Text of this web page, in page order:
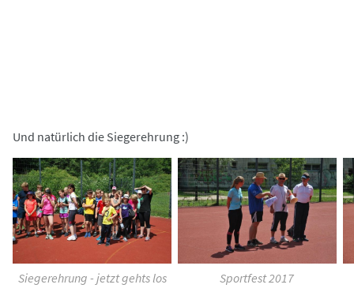
Und natürlich die Siegerehrung :)
Siegerehrung - jetzt gehts los Sportfest 2017